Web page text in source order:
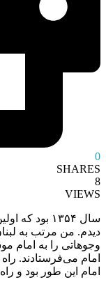
0
SHARES
8
VIEWS
سال ۱۳۵۴
دیدم. من مرتب به
وجوهاتی را به امام
امام می‌فرستادند.
امام این طور بود و